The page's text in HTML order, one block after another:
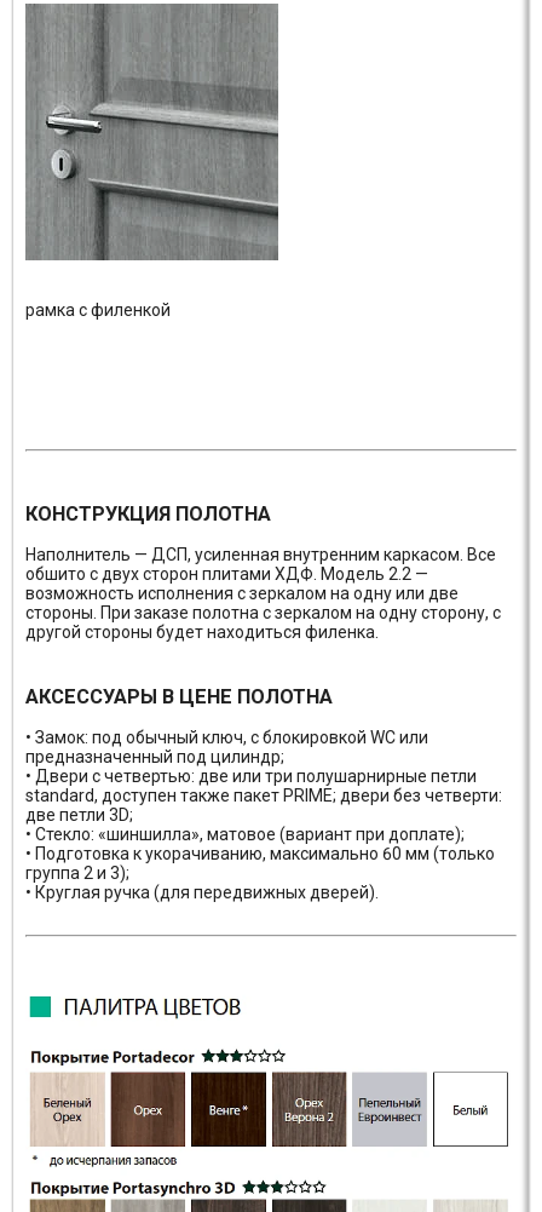
рамка с филенкой
КОНСТРУКЦИЯ ПОЛОТНА
Наполнитель — ДСП, усиленная внутренним каркасом. Все
обшито с двух сторон плитами ХДФ. Модель 2.2 —
возможность исполнения с зеркалом на одну или две
стороны. При заказе полотна с зеркалом на одну сторону, с
другой стороны будет находиться филенка.
АКСЕССУАРЫ В ЦЕНЕ ПОЛОТНА
• Замок: под обычный ключ, с блокировкой WC или
предназначенный под цилиндр;
• Двери с четвертью: две или три полушарнирные петли
standard, доступен также пакет PRIME; двери без четверти:
две петли 3D;
• Стекло: «шиншилла», матовое (вариант при доплате);
• Подготовка к укорачиванию, максимально 60 мм (только
группа 2 и 3);
• Круглая ручка (для передвижных дверей).